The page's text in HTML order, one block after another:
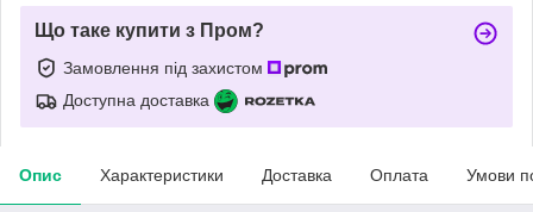
Що таке купити з Пром?
Замовлення під захистом
Доступна доставка
Опис Характеристики Доставка Оплата Умови